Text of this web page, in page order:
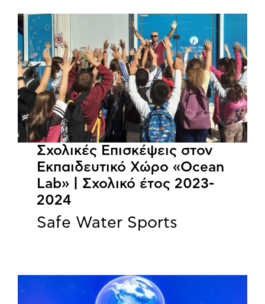
Σχολικές Επισκέψεις στον
Εκπαιδευτικό Χώρο «Ocean
Lab» | Σχολικό έτος 2023-
2024
Safe Water Sports